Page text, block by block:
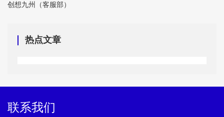
创想九州（客服部）
热点文章
联系我们